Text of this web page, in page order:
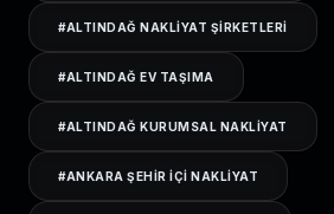
#ALTINDAĞ NAKLIYAT ŞIRKETLERI
#ALTINDAĞ EV TAŞIMA
#ALTINDAĞ KURUMSAL NAKLIYAT
#ANKARA ŞEHIR IÇI NAKLIYAT